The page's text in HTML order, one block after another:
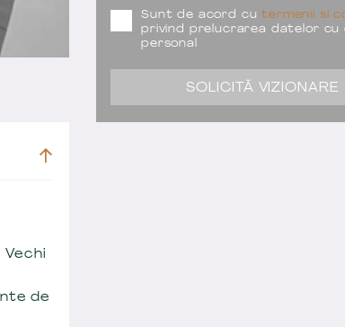
Sunt de acord cutermenii si
privind prelucrarea datelor cu
personal
SOLICITĂ VIZIONARE
Vechi
de